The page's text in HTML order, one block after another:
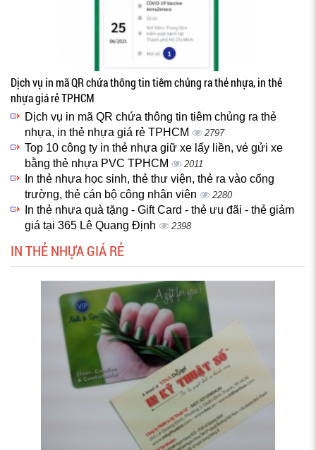
Dịch vụ in mã QR chứa thông tin tiêm chủng ra thẻ nhựa, in thẻ
nhựa giá rẻ TPHCM
Dịch vụ in mã QR chứa thông tin tiêm chủng ra thẻ
nhựa, in thẻ nhựa giá rẻ TPHCM
2797
Top 10 công ty in thẻ nhựa giữ xe lấy liền, vé gửi xe
bằng thẻ nhựa PVC TPHCM
2011
In thẻ nhựa học sinh, thẻ thư viện, thẻ ra vào cổng
trường, thẻ cán bộ công nhân viên
2280
In thẻ nhựa quà tặng - Gift Card - thẻ ưu đãi - thẻ giảm
giá tại 365 Lê Quang Định
2398
IN THẺ NHỰA GIÁ RẺ